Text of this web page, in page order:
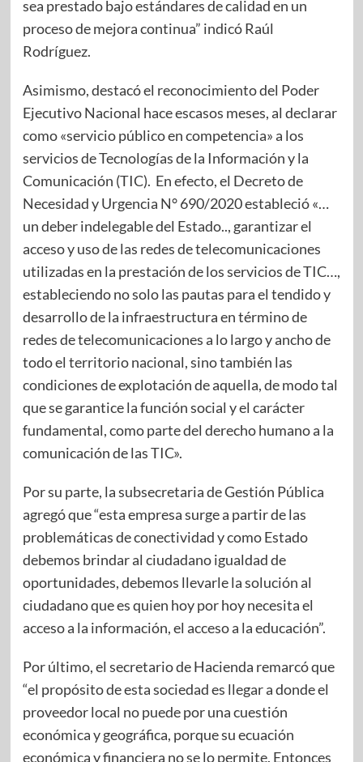
sea prestado bajo estándares de calidad en un
proceso de mejora continua” indicó Raúl
Rodríguez.
Asimismo, destacó el reconocimiento del Poder
Ejecutivo Nacional hace escasos meses, al declarar
como «servicio público en competencia» a los
servicios de Tecnologías de la Información y la
Comunicación (TIC). En efecto, el Decreto de
Necesidad y Urgencia N° 690/2020 estableció «…
un deber indelegable del Estado.., garantizar el
acceso y uso de las redes de telecomunicaciones
utilizadas en la prestación de los servicios de TIC…,
estableciendo no solo las pautas para el tendido y
desarrollo de la infraestructura en término de
redes de telecomunicaciones a lo largo y ancho de
todo el territorio nacional, sino también las
condiciones de explotación de aquella, de modo tal
que se garantice la función social y el carácter
fundamental, como parte del derecho humano a la
comunicación de las TIC».
Por su parte, la subsecretaria de Gestión Pública
agregó que “esta empresa surge a partir de las
problemáticas de conectividad y como Estado
debemos brindar al ciudadano igualdad de
oportunidades, debemos llevarle la solución al
ciudadano que es quien hoy por hoy necesita el
acceso a la información, el acceso a la educación”.
Por último, el secretario de Hacienda remarcó que
“el propósito de esta sociedad es llegar a donde el
proveedor local no puede por una cuestión
económica y geográfica, porque su ecuación
económica y financiera no se lo permite. Entonces